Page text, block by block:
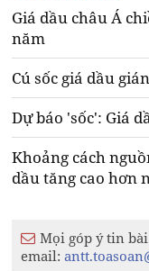
Giá dầu châu Á
năm
Cú sốc giá dầu
Dự báo 'sốc': Giá
Khoảng cách
dầu tăng cao hơn
Mọi góp ý tin
email: